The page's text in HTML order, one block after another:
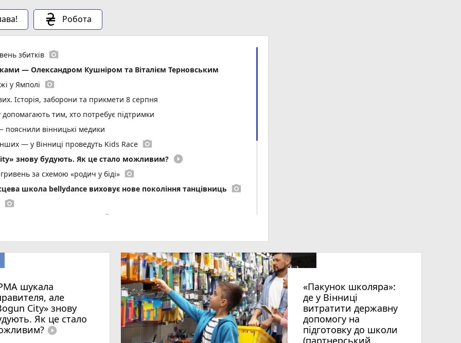
Робота
збитків photo_camera
— Олександром Кушніром та Віталієм Терновським
у Ямполі photo_camera
Історія, заборони та прикмети 8 серпня
допомагають тим, хто потребує підтримки
пояснили вінницькі медики
— у Вінниці проведуть Kids Race photo_camera
знову будують. Як це стало можливим? play_circle_filled
за схемою «родич у біді» photo_camera
школа bellydance виховує нове покоління танцівниць photo_camera
photo_camera
у водоймах Вінниці
600 людей звернулися після нападів тварин photo_camera
сталося 233 бої
віддають в оренду. Що відомо про аукціон photo_camera
Київській
великі штрафи за російську музику
шукала
але
City» знову
Як це стало
play_circle_filled
«Пакунок школяра»:
де у Вінниці
витратити державну
допомогу на
підготовку до школи
(партнерський